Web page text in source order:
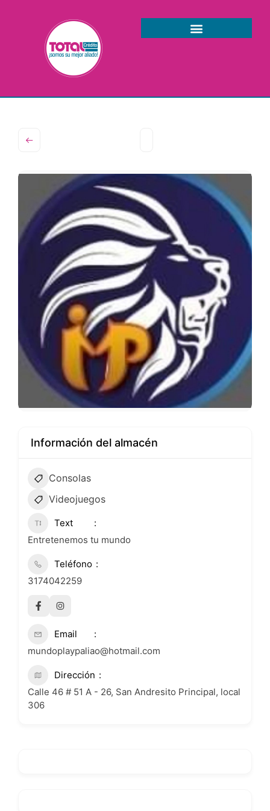
Información del almacén
Consolas
Videojuegos
Text
Entretenemos tu mundo
Teléfono
3174042259
Email
mundoplaypaliao@hotmail.com
Dirección
Calle 46 # 51 A - 26, San Andresito Principal, local
306